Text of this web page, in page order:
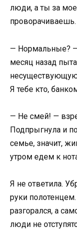
люди, а ты за
проворачиваешь.
— Нормальные?
месяц назад
несуществующую
Я тебе кто,
— Не смей! —
Подпрыгнула и
семье, значит,
утром едем к
Я не ответила.
руки
разгорался, а
люди не